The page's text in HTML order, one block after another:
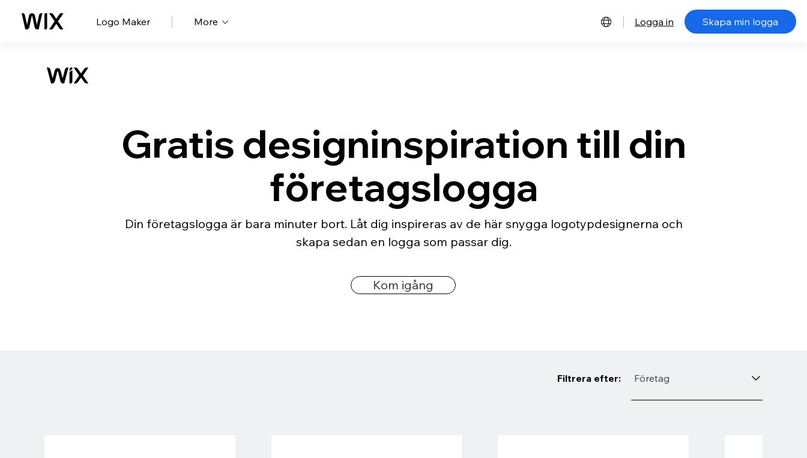
Logo Maker More Logga in Skapa min logga
Gratis designinspiration till din
företagslogga
Din företagslogga är bara minuter bort. Låt dig inspireras av de här snygga logotypdesignerna och
skapa sedan en logga som passar dig.
Kom igång
Filtrera efter: Företag